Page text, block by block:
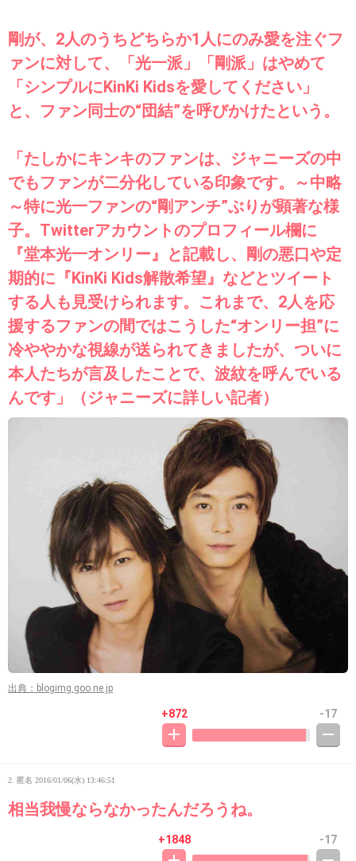
剛が、2人のうちどちらか1人にのみ愛を注ぐフ
ァンに対して、「光一派」「剛派」はやめて
「シンプルにKinKi Kidsを愛してください」
と、ファン同士の“団結”を呼びかけたという。
「たしかにキンキのファンは、ジャニーズの中
でもファンが二分化している印象です。～中略
～特に光一ファンの“剛アンチ”ぶりが顕著な様
子。Twitterアカウントのプロフィール欄に
『堂本光一オンリー』と記載し、剛の悪口や定
期的に『KinKi Kids解散希望』などとツイート
する人も見受けられます。これまで、2人を応
援するファンの間ではこうした“オンリー担”に
冷ややかな視線が送られてきましたが、ついに
本人たちが言及したことで、波紋を呼んでいる
んです」（ジャニーズに詳しい記者）
出典：blogimg.goo.ne.jp
+872 -17
2. 匿名 2016/01/06(水) 13:46:51
相当我慢ならなかったんだろうね。
+1848 -17